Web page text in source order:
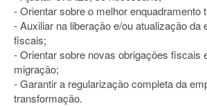
- Orientar sobre o melhor enquadramento
- Auxiliar na liberação e/ou atualização da
fiscais;
- Orientar sobre novas obrigações fiscais
migração;
- Garantir a regularização completa da
transformação.